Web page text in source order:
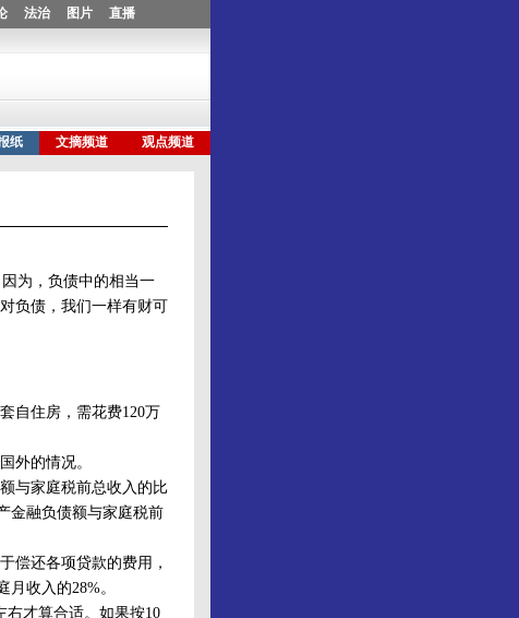
为，负债中的相当一
负债，我们一样有财可
自住房，需花费120万
外的情况。
与家庭税前总收入的比
金融负债额与家庭税前
还各项贷款的费用，
收入的28%。
才算合适。如果按10